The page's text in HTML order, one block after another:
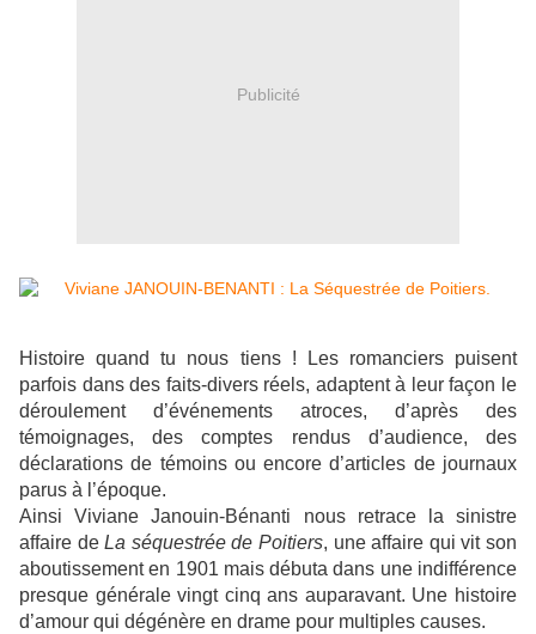
Publicité
Histoire quand tu nous tiens ! Les romanciers puisent
parfois dans des faits-divers réels, adaptent à leur façon le
déroulement d’événements atroces, d’après des
témoignages, des comptes rendus d’audience, des
déclarations de témoins ou encore d’articles de journaux
parus à l’époque.
Ainsi Viviane Janouin-Bénanti nous retrace la sinistre
affaire deLa séquestrée de Poitiers, une affaire qui vit son
aboutissement en 1901 mais débuta dans une indifférence
presque générale vingt cinq ans auparavant. Une histoire
d’amour qui dégénère en drame pour multiples causes.